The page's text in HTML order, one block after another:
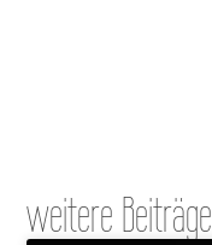
weitere Beiträge